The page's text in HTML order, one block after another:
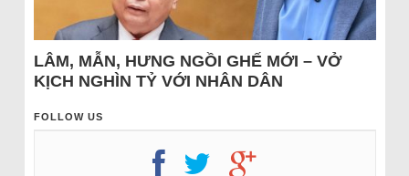
LÂM, MẪN, HƯNG NGỒI GHẾ MỚI – VỞ
KỊCH NGHÌN TỶ VỚI NHÂN DÂN
FOLLOW US